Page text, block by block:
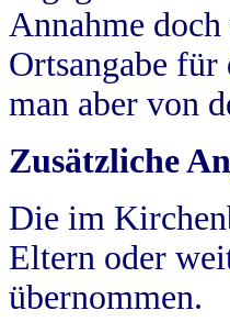
Annahme
Ortsangabe für
man aber von
Zusätzliche
Die im
Eltern oder
übernommen.